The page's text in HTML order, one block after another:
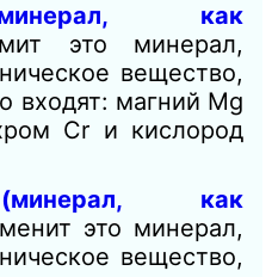
как
это минерал,
вещество,
входят: магний Mg
Cr и кислород
как
это минерал,
вещество,